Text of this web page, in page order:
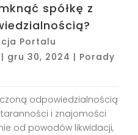
spółkę z
Portalu
| gru 30, 2024 | Porady
odpowiedzialnością
i znajomości
od powodów likwidacji,